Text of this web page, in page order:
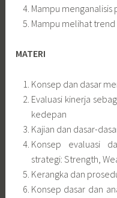
Mampu
Mampu melihat
MATERI
Konsep dan dasar
Evaluasi kinerja
kedepan
Kajian dan dasar-
Konsep evaluasi
strategi: Strength,
Kerangka dan
Konsep dasar dan